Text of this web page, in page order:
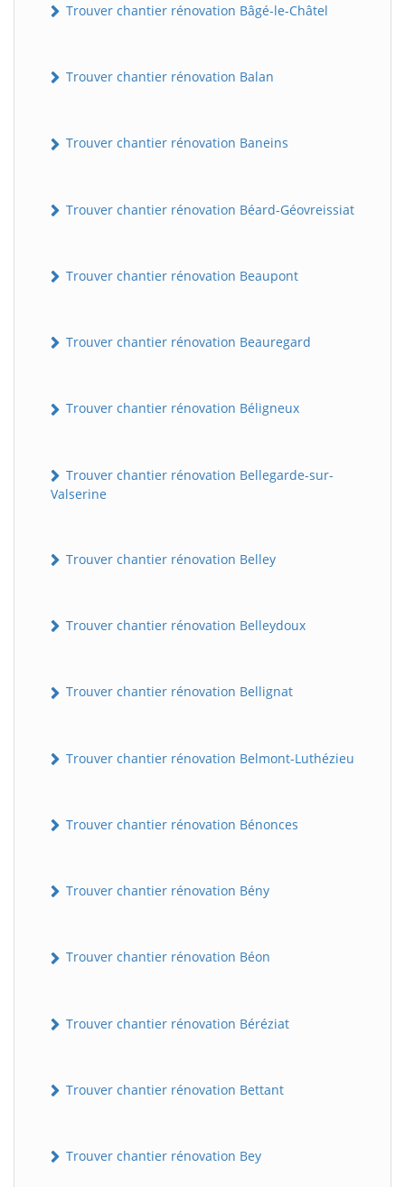
Trouver chantier rénovation Bâgé-le-Châtel
Trouver chantier rénovation Balan
Trouver chantier rénovation Baneins
Trouver chantier rénovation Béard-Géovreissiat
Trouver chantier rénovation Beaupont
Trouver chantier rénovation Beauregard
Trouver chantier rénovation Béligneux
Trouver chantier rénovation Bellegarde-sur-
Valserine
Trouver chantier rénovation Belley
Trouver chantier rénovation Belleydoux
Trouver chantier rénovation Bellignat
Trouver chantier rénovation Belmont-Luthézieu
Trouver chantier rénovation Bénonces
Trouver chantier rénovation Bény
Trouver chantier rénovation Béon
Trouver chantier rénovation Béréziat
Trouver chantier rénovation Bettant
Trouver chantier rénovation Bey